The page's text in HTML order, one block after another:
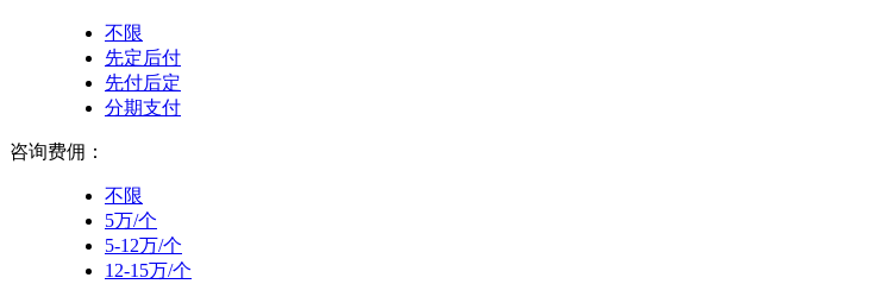
不限
先定后付
先付后定
分期支付
咨询费佣：
不限
5万/个
5-12万/个
12-15万/个